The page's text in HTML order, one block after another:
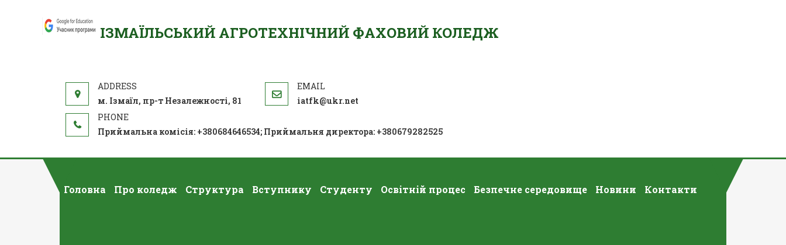
ІЗМАЇЛЬСЬКИЙ АГРОТЕХНІЧНИЙ ФАХОВИЙ КОЛЕДЖ
м. Ізмаїл, пр-т Незалежності, 81 iatfk@ukr.net
Приймальна комісія: +380684646534; Приймальня директора: +380679282525
Головна Про коледж Структура Вступнику Студенту Освітній процес Безпечне середовище Новини Контакти